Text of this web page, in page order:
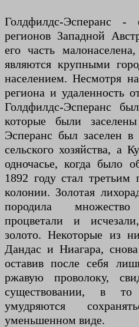
Голдфилдс-Эсперанс
регионов Западной
его часть
являются крупными
населением. Несмотря
региона и удаленность
Голдфилдс-Эсперанс
которые были
Эсперанс был заселен в
сельского хозяйства, а
одночасье, когда было
1892 году стал третьим
колонии. Золотая
породила
процветали и
золото. Некоторые из
Дандас и Ниагара,
оставив после себя
ржавую проволоку,
существовании, в
умудряются
уменьшенном виде.